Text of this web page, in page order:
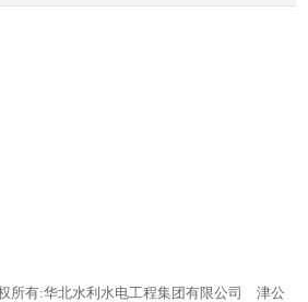
所有:华北水利水电工程集团有限公司 津公